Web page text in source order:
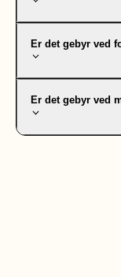
Er det gebyr ved
Er det gebyr ved